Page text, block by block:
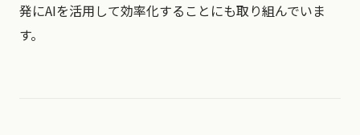
発にAIを活用して効率化することにも取り組んでいま
す。